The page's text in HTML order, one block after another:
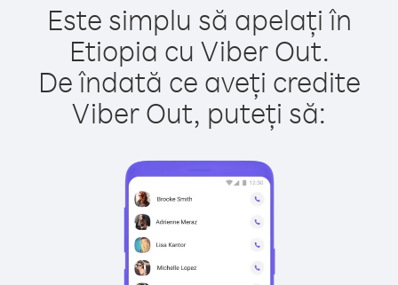
Este simplu să apelați în
Etiopia cu Viber Out.
De îndată ce aveți credite
Viber Out, puteți să: